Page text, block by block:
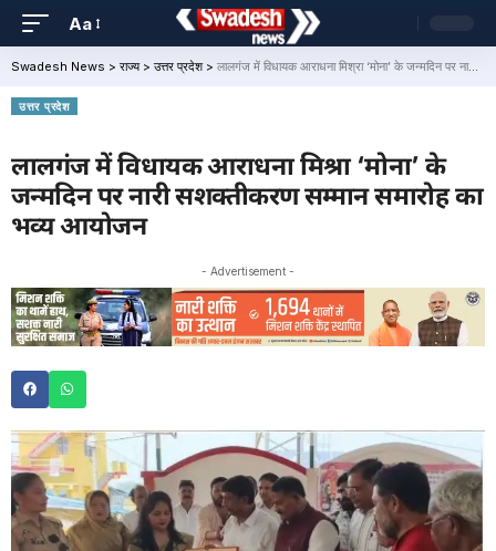
Aa
Swadesh News > राज्य> उत्तर प्रदेश> लालगंज में विधायक आराधना मिश्रा ‘मोना’ के जन्मदिन पर नारी सशक्तीकरण सम्मान समारोह का भव्य आयोजन
उत्तर प्रदेश
लालगंज में विधायक आराधना मिश्रा ‘मोना’ के
जन्मदिन पर नारी सशक्तीकरण सम्मान समारोह का
भव्य आयोजन
- Advertisement -